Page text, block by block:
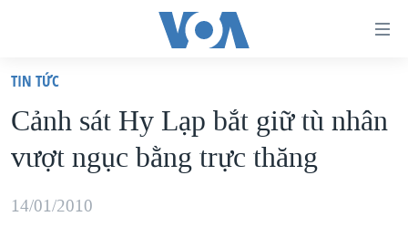
truy
cập
Tới
dung
VIỆT NAM
HOA KỲ
BIỂN ĐÔNG
TIN TỨC
Cảnh sát Hy Lạp bắt giữ tù nhân
vượt ngục bằng trực thăng
14/01/2010